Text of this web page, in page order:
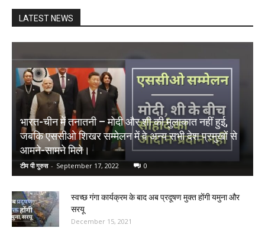
LATEST NEWS
भारत-चीन में तनातनी – मोदी और शी की मुलाकात नहीं हुई,
जबकि एससीओ शिखर सम्मेलन में वे अन्य सभी देश प्रमुखों से
आमने-सामने मिले।
टीम पी गुरुस - September 17, 2022 0
स्वच्छ गंगा कार्यक्रम के बाद अब प्रदूषण मुक्त होंगी यमुना और
सरयू
December 15, 2021